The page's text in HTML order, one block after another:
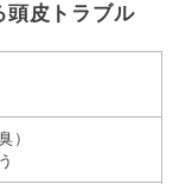
頭皮トラブル
）